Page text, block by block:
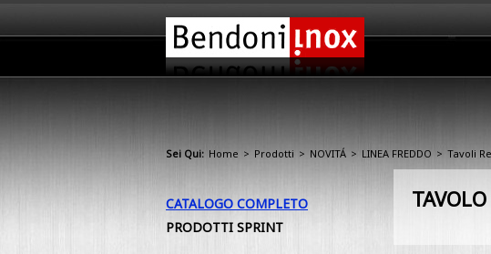
Sei Qui: Home > Prodotti > NOVITÁ > LINEA FREDDO > Tavoli
CATALOGO COMPLETO
PRODOTTI SPRINT